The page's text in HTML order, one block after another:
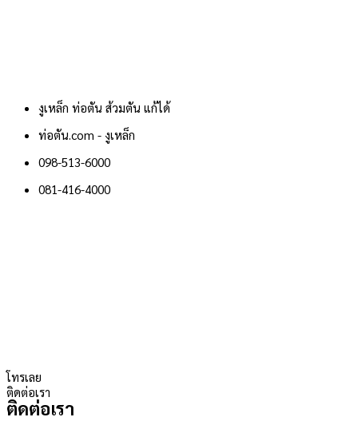
งูเหล็ก ท่อตัน ส้วมตัน แก้ได้
ท่อตัน.com - งูเหล็ก
098-513-6000
081-416-4000
โทรเลย
ติดต่อเรา
ติดต่อเรา